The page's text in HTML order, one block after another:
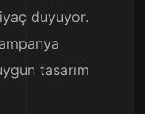
duyuyor.
tasarım